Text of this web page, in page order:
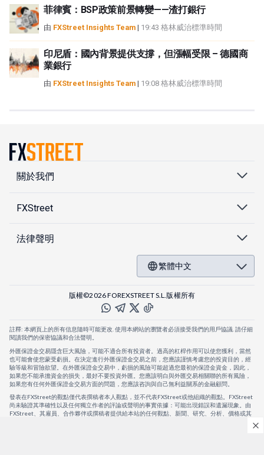
菲律賓：BSP政策前景轉變——渣打銀行
由 FXStreet Insights Team | 19:43 格林威治標準時間
印尼盾：國內背景提供支撐，但漲幅受限 – 德國商
業銀行
由 FXStreet Insights Team | 19:08 格林威治標準時間
關於我們
FXStreet
法律聲明
繁體中文
版權©2026 FOREXSTREET S.L.版權所有
註釋: 本網頁上的所有信息隨時可能更改. 使用本網站的瀏覽者必須接受我們的用戶協議. 請仔細
閱讀我們的保密協議和合法聲明。
外匯保證金交易隱含巨大風險，可能不適合所有投資者。過高的杠桿作用可以使您獲利，當然
也可能會使您蒙受虧損。在決定進行外匯保證金交易之前，您應該謹慎考慮您的投資目的，經
驗等級和冒險欲望。在外匯保證金交易中，虧損的風險可能超過您最初的保證金資金，因此，
如果您不能承擔資金的損失，最好不要投資外匯。您應該明白與外匯交易相關聯的所有風險，
如果您有任何外匯保證金交易方面的問題，您應該咨詢與自己無利益關系的金融顧問。
發表在FXStreet的觀點僅代表撰稿者本人觀點，並不代表FXStreet或他組織的觀點。FXStreet
尚未驗證其準確性以及任何獨立作者的評論或聲明的事實依據：可能出現錯誤和遺漏現象。由
FXStreet、其雇員、合作夥伴或撰稿者提供給本站的任何觀點、新聞、研究、分析、價格或其